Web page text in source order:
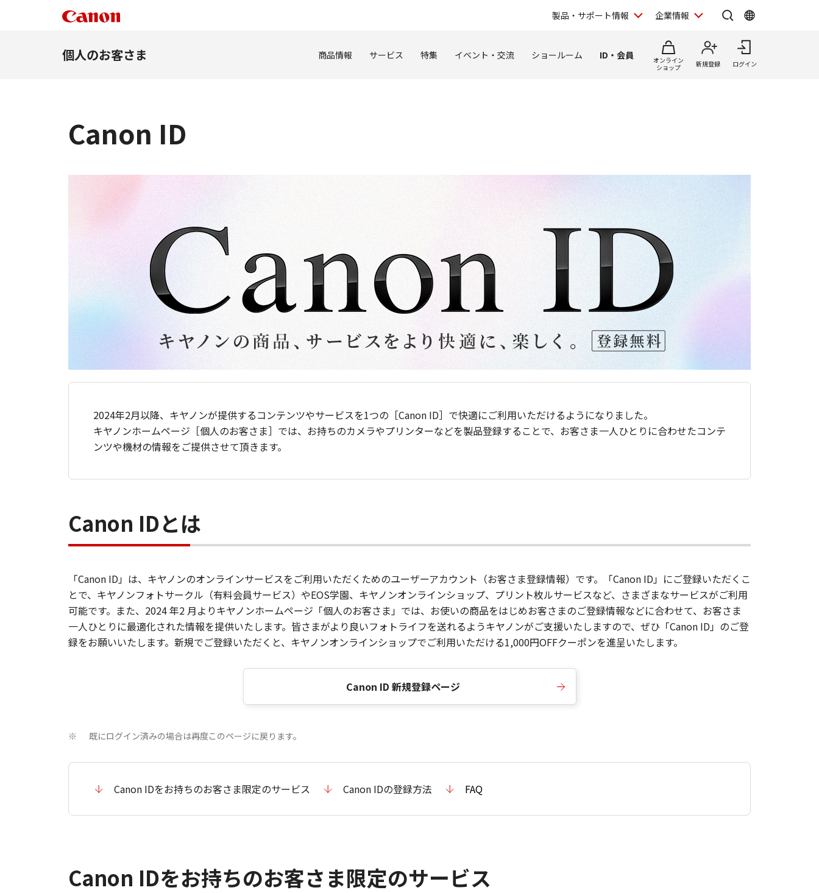
製品・サポート情報 企業情報
個人のお客さま 商品情報 サービス 特集 イベント・交流 ショールーム ID・会員
オンライン
ショップ
新規登録 ログイン
Canon ID
2024年2月以降、キヤノンが提供するコンテンツやサービスを1つの［Canon ID］で快適にご利用いただけるようになりました。
キヤノンホームページ［個人のお客さま］では、お持ちのカメラやプリンターなどを製品登録することで、お客さま一人ひとりに合わせたコンテ
ンツや機材の情報をご提供させて頂きます。
Canon IDとは
「Canon ID」は、キヤノンのオンラインサービスをご利用いただくためのユーザーアカウント（お客さま登録情報）です。「Canon ID」にご登録いただくこ
とで、キヤノンフォトサークル（有料会員サービス）やEOS学園、キヤノンオンラインショップ、プリント枚ルサービスなど、さまざまなサービスがご利用
可能です。また、2024 年2 月よりキヤノンホームページ「個人のお客さま」では、お使いの商品をはじめお客さまのご登録情報などに合わせて、お客さま
一人ひとりに最適化された情報を提供いたします。皆さまがより良いフォトライフを送れるようキヤノンがご支援いたしますので、ぜひ「Canon ID」のご登
録をお願いいたします。新規でご登録いただくと、キヤノンオンラインショップでご利用いただける1,000円OFFクーポンを進呈いたします。
Canon ID 新規登録ページ
※ 既にログイン済みの場合は再度このページに戻ります。
Canon IDをお持ちのお客さま限定のサービス Canon IDの登録方法 FAQ
Canon IDをお持ちのお客さま限定のサービス